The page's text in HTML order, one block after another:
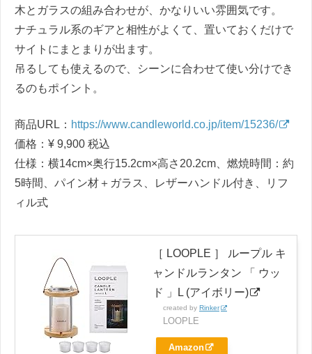
木とガラスの組み合わせが、かなりいい雰囲気です。
ナチュラル系のギアと相性がよくて、置いておくだけで
サイトにまとまりが出ます。
吊るしても使えるので、シーンに合わせて使い分けでき
るのもポイント。
商品URL： https://www.candleworld.co.jp/item/15236/
価格：¥ 9,900 税込
仕様：横14cm×奥行15.2cm×高さ20.2cm、燃焼時間：約
5時間、パイン材＋ガラス、レザーハンドル付き、リフ
ィル式
［ LOOPLE ］ ループル キ
ャンドルランタン 「 ウッ
ド 」L (アイボリー)
created by Rinker
LOOPLE
Amazon